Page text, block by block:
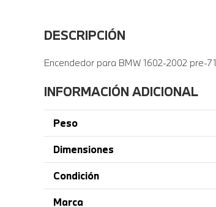
DESCRIPCIÓN
Encendedor para BMW 1602-2002 pre-71
INFORMACIÓN ADICIONAL
Peso
Dimensiones
Condición
Marca